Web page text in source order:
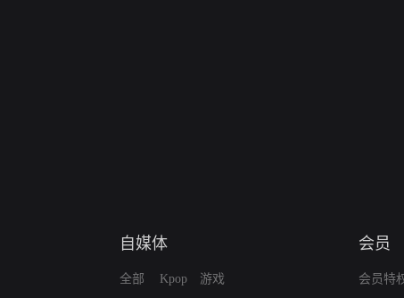
自媒体
全部 Kpop 游戏
会员
会员特